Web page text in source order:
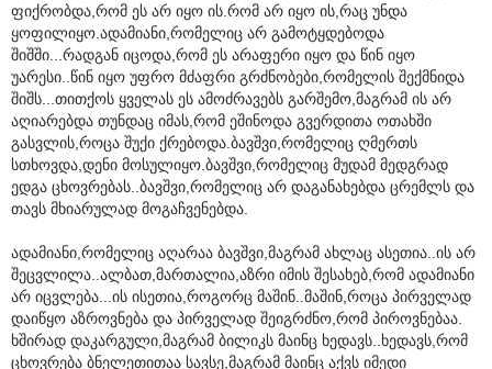
ფიქრობდა,რომ ეს არ იყო ის.რომ არ იყო ის,რაც უნდა
ყოფილიყო.ადამიანი,რომელიც არ გამოტყდებოდა
შიშში...რადგან იცოდა,რომ ეს არაფერი იყო და წინ იყო
უარესი..წინ იყო უფრო მძაფრი გრძნობები,რომელის შექმნიდა
შიშს...თითქოს ყველას ეს ამოძრავებს გარშემო,მაგრამ ის არ
აღიარებდა თუნდაც იმას,რომ ეშინოდა გვერდითა ოთახში
გასვლის,როცა შუქი ქრებოდა.ბავშვი,რომელიც ღმერთს
სთხოვდა,დენი მოსულიყო.ბავშვი,რომელიც მუდამ მედგრად
ედგა ცხოვრებას..ბავშვი,რომელიც არ დაგანახებდა ცრემლს და
თავს მხიარულად მოგაჩვენებდა.
ადამიანი,რომელიც აღარაა ბავშვი,მაგრამ ახლაც ასეთია..ის არ
შეცვლილა..ალბათ,მართალია,აზრი იმის შესახებ,რომ ადამიანი
არ იცვლება...ის ისეთია,როგორც მაშინ..მაშინ,როცა პირველად
დაიწყო აზროვნება და პირველად შეიგრძნო,რომ პიროვნებაა.
ხშირად დაკარგული,მაგრამ ბილიკს მაინც ხედავს..ხედავს,რომ
ცხოვრება ბნელეთითაა სავსე,მაგრამ მაინც აქვს იმედი